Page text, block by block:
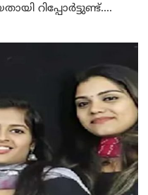
റിപ്പോർട്ടുണ്ട്....